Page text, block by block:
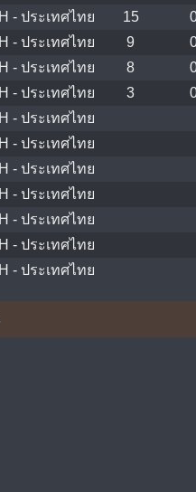
- ประเทศไทย 15
- ประเทศไทย 9
- ประเทศไทย 8
- ประเทศไทย 3
- ประเทศไทย
- ประเทศไทย
- ประเทศไทย
- ประเทศไทย
- ประเทศไทย
- ประเทศไทย
- ประเทศไทย